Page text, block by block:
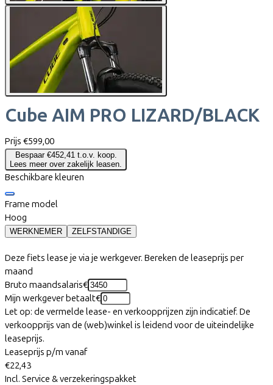
Cube AIM PRO LIZARD/BLACK
Prijs €599,00
Bespaar €452,41 t.o.v. koop.
Lees meer over zakelijk leasen.
Beschikbare kleuren
Frame model
Hoog
WERKNEMER ZELFSTANDIGE
Deze fiets lease je via je werkgever. Bereken de leaseprijs per
maand
Bruto maandsalaris€
Mijn werkgever betaalt€
Let op: de vermelde lease- en verkoopprijzen zijn indicatief. De
verkoopprijs van de (web)winkel is leidend voor de uiteindelijke
leaseprijs.
Leaseprijs p/m vanaf
€22,43
Incl. Service & verzekeringspakket